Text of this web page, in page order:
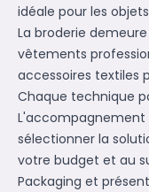
idéale pour les
La broderie
vêtements
accessoires textiles
Chaque technique
L'accompagnement
sélectionner la
votre budget et au
Packaging et